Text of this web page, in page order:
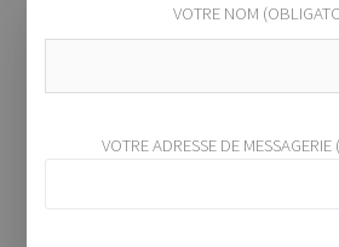
VOTRE NOM
VOTRE ADRESSE DE